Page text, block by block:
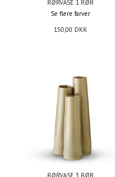
RØRVASE 1 RØR
Se flere farver
150,00 DKK
RØRVASE 3 RØR